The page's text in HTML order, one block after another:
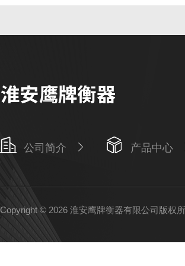
公司简介 产品中心
Copyright © 2026 淮安鹰牌衡器有限公司版权